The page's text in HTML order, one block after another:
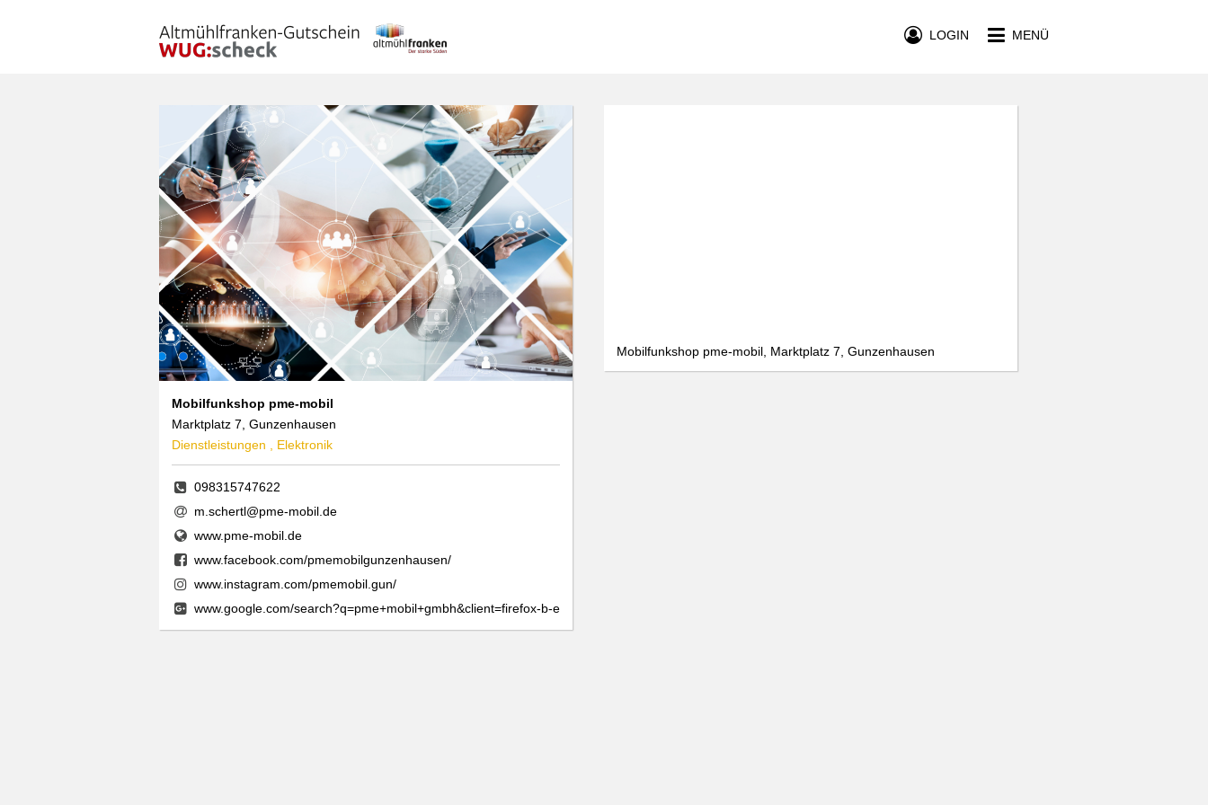
MENÜ
LOGIN
Mobilfunkshop pme-mobil
Marktplatz 7, Gunzenhausen
Dienstleistungen , Elektronik
098315747622
m.schertl@pme-mobil.de
www.pme-mobil.de
www.facebook.com/pmemobilgunzenhausen/
www.instagram.com/pmemobil.gun/
www.google.com/search?q=pme+mobil+gmbh&client=firefox-b-e&sca_esv=572195928&ei=PTclZfnIHOSFlQfYwrLoDg&oq=pme-
Mobilfunkshop pme-mobil, Marktplatz 7, Gunzenhausen